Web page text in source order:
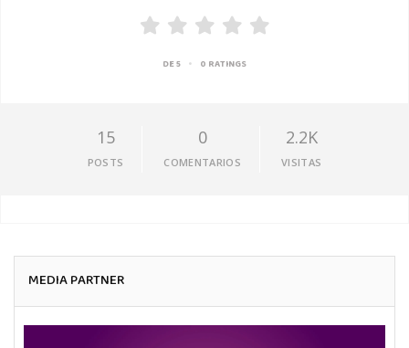
DE 5 • 0 RATINGS
15
POSTS
0
COMENTARIOS
2.2K
VISITAS
MEDIA PARTNER